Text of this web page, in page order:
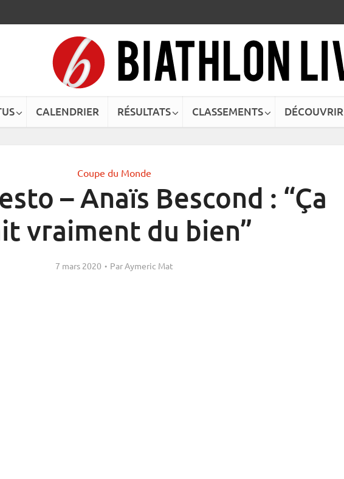
CALENDRIER RÉSULTATS CLASSEMENTS DÉCOUVRIR
Coupe du Monde
– Anaïs Bescond : “Ça
vraiment du bien”
7 mars 2020 ParAymeric Mat